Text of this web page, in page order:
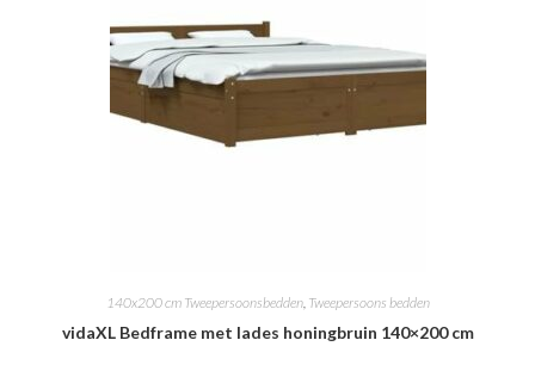
140x200 cm Tweepersoonsbedden, Tweepersoons bedden
vidaXL Bedframe met lades honingbruin 140×200 cm